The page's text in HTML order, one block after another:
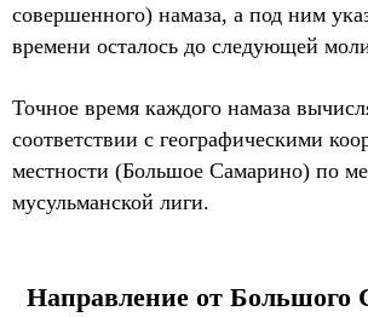
совершенного) намаза, а под ним
времени осталось до следующей
Точное время каждого намаза
соответствии с географическими
местности (Большое Самарино) по
мусульманской лиги.
Направление от Большого